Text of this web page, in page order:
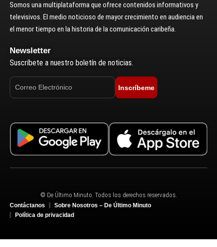
Somos una multiplataforma que ofrece contenidos informativos y
televisivos. El medio noticioso de mayor crecimiento en audiencia en
el menor tiempo en la historia de la comunicación caribeña.
Newsletter
Suscríbete a nuestro boletín de noticias.
Inscríbeme
© De Último Minuto. Todos los derechos reservados.
Contáctanos
Sobre Nosotros – De Último Minuto
Política de privacidad